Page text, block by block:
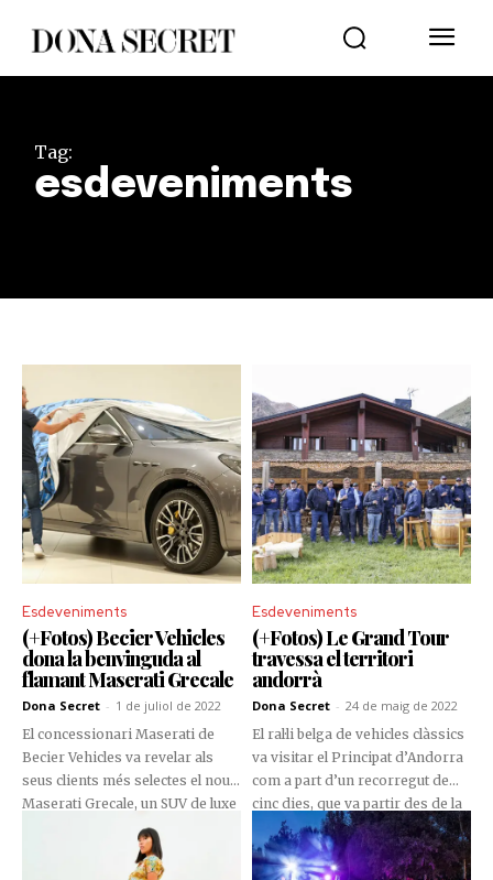
Tag:
esdeveniments
Esdeveniments
(+Fotos) Becier Vehicles
dona la benvinguda al
flamant Maserati Grecale
Dona Secret - 1 de juliol de 2022
El concessionari Maserati de
Becier Vehicles va revelar als
seus clients més selectes el nou
Maserati Grecale, un SUV de luxe
que es pot configurar amb una
potència de fins a 530 CV. Una
vegada més, la marca del trident
Esdeveniments
(+Fotos) Le Grand Tour
travessa el territori
andorrà
Dona Secret - 24 de maig de 2022
El ral·li belga de vehicles clàssics
va visitar el Principat d’Andorra
com a part d’un recorregut de
cinc dies, que va partir des de la
Costa Brava i clourà a Wevelgem,
Bèlgica.